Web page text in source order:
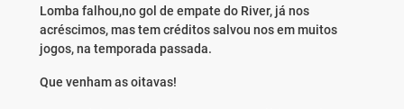
Lomba falhou,no gol de empate do River, já nos
acréscimos, mas tem créditos salvou nos em muitos
jogos, na temporada passada.
Que venham as oitavas!